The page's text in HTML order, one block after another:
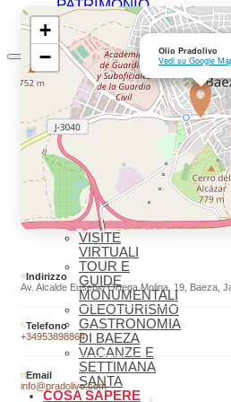
PATRIMONIO
MONDIALE
COSA VEDERE
DA NON
PERDERE
COSA
VEDERE –
MUSEI
COSA
VEDERE –
LAGUNA
GRANDE
VISITE
VIRTUALI
TOUR E
GUIDE
MONUMENTALI
OLEOTURISMO
GASTRONOMIA
DI BAEZA
VACANZE E
SETTIMANA
SANTA
COSA SAPERE
Olio Pradolivo
Vedi su Google
+
−
Indirizzo
Av. Alcalde Eusebio Ortega Molina, 19, Baeza,
Telefono
+34953898864
Email
info@pradolivo.com